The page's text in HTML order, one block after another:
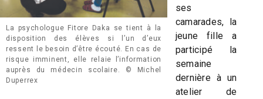
La psychologue Fitore Daka se tient à la
disposition des élèves si l’un d’eux
ressent le besoin d’être écouté. En cas de
risque imminent, elle relaie l’information
auprès du médecin scolaire. © Michel
Duperrex
ses
camarades, la
jeune fille a
participé la
semaine
dernière à un
atelier de